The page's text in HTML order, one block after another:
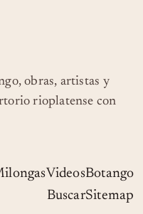
obras, artistas y
rioplatense con
VideosBotango
BuscarSitemap